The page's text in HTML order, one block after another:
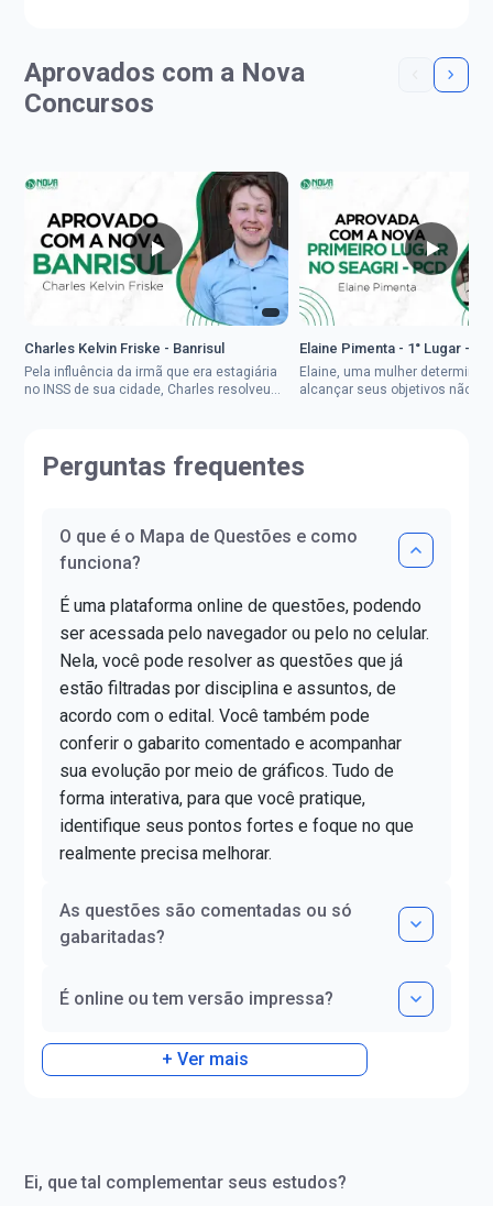
Aprovados com a Nova
Concursos
Charles Kelvin Friske - Banrisul
Pela influência da irmã que era estagiária
no INSS de sua cidade, Charles resolveu
Elaine Pimenta - 1° Lugar -
Elaine, uma mulher
alcançar seus objetivos não
Perguntas frequentes
O que é o Mapa de Questões e como
funciona?
É uma plataforma online de questões, podendo
ser acessada pelo navegador ou pelo no celular.
Nela, você pode resolver as questões que já
estão filtradas por disciplina e assuntos, de
acordo com o edital. Você também pode
conferir o gabarito comentado e acompanhar
sua evolução por meio de gráficos. Tudo de
forma interativa, para que você pratique,
identifique seus pontos fortes e foque no que
realmente precisa melhorar.
As questões são comentadas ou só
gabaritadas?
É online ou tem versão impressa?
+ Ver mais
Ei, que tal complementar seus estudos?